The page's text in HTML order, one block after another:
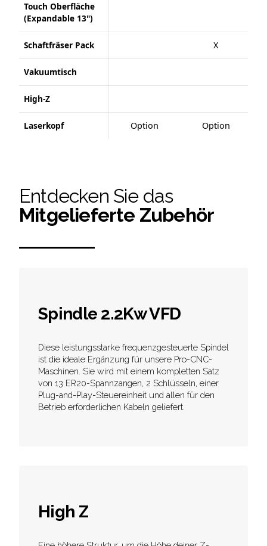
Touch Oberfläche
(Expandable 13")
Schaftfräser Pack X
Vakuumtisch
High-Z
Laserkopf Option Option
Entdecken Sie das
Mitgelieferte Zubehör
Spindle 2.2Kw VFD
Diese leistungsstarke frequenzgesteuerte Spindel
ist die ideale Ergänzung für unsere Pro-CNC-
Maschinen. Sie wird mit einem kompletten Satz
von 13 ER20-Spannzangen, 2 Schlüsseln, einer
Plug-and-Play-Steuereinheit und allen für den
Betrieb erforderlichen Kabeln geliefert.
High Z